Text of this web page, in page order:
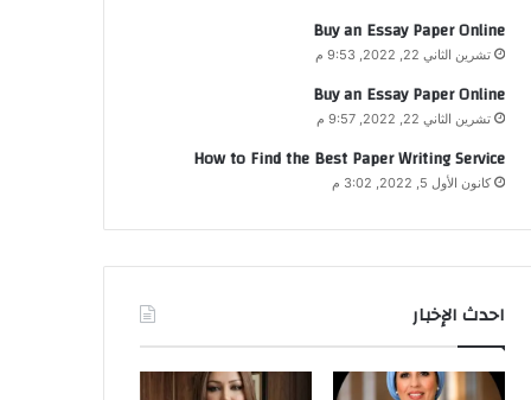
Buy an Essay Paper Online
تشرين الثاني 22, 2022, 9:53 م
Buy an Essay Paper Online
تشرين الثاني 22, 2022, 9:57 م
How to Find the Best Paper Writing Service
كانون الأول 5, 2022, 3:02 م
احدث الإخبار